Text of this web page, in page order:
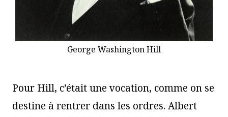
George Washington Hill
Pour Hill, c’était une vocation, comme on se
destine à rentrer dans les ordres. Albert